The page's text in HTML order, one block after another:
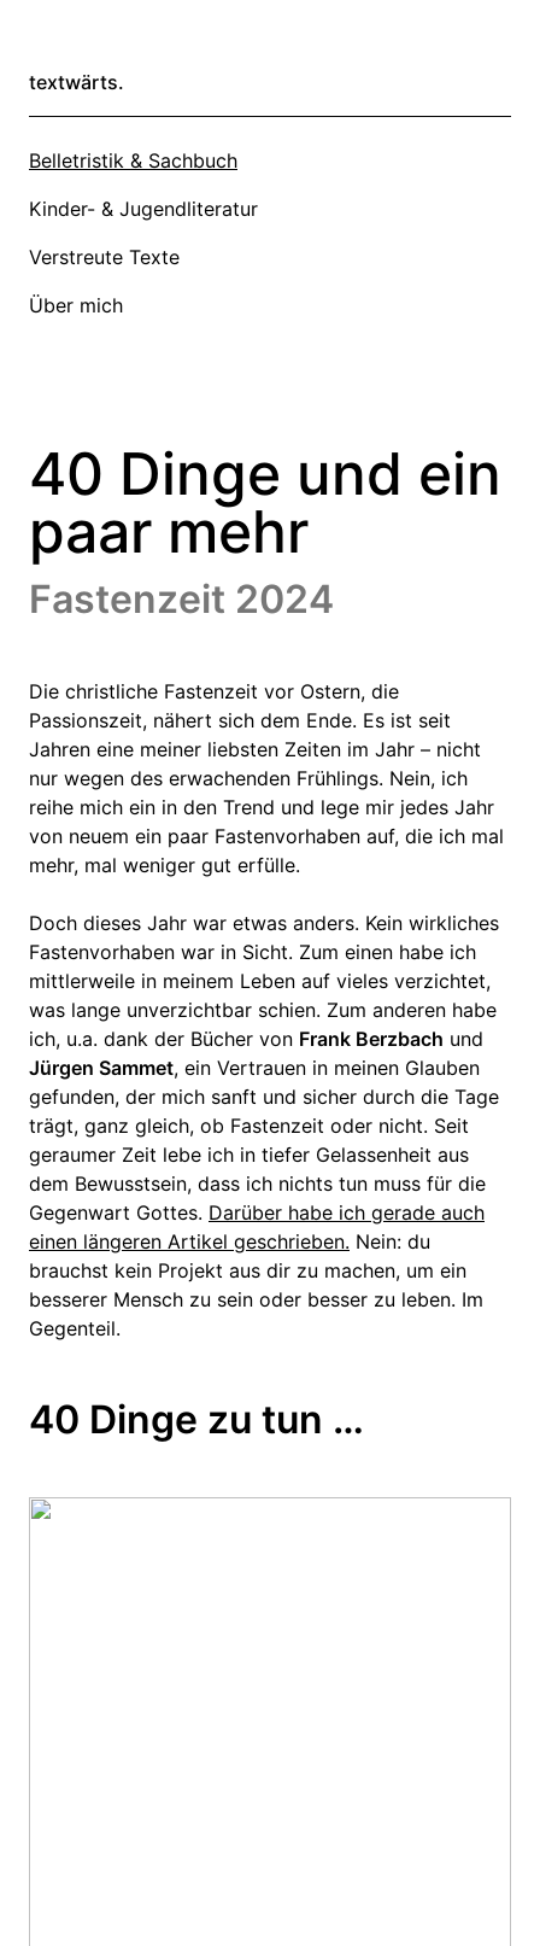
textwärts.
Belletristik & Sachbuch
Kinder- & Jugendliteratur
Verstreute Texte
Über mich
40 Dinge und ein
paar mehr
Fastenzeit 2024
Die christliche Fastenzeit vor Ostern, die
Passionszeit, nähert sich dem Ende. Es ist seit
Jahren eine meiner liebsten Zeiten im Jahr – nicht
nur wegen des erwachenden Frühlings. Nein, ich
reihe mich ein in den Trend und lege mir jedes Jahr
von neuem ein paar Fastenvorhaben auf, die ich mal
mehr, mal weniger gut erfülle.
Doch dieses Jahr war etwas anders. Kein wirkliches
Fastenvorhaben war in Sicht. Zum einen habe ich
mittlerweile in meinem Leben auf vieles verzichtet,
was lange unverzichtbar schien. Zum anderen habe
ich, u.a. dank der Bücher von Frank Berzbach und
Jürgen Sammet, ein Vertrauen in meinen Glauben
gefunden, der mich sanft und sicher durch die Tage
trägt, ganz gleich, ob Fastenzeit oder nicht. Seit
geraumer Zeit lebe ich in tiefer Gelassenheit aus
dem Bewusstsein, dass ich nichts tun muss für die
Gegenwart Gottes. Darüber habe ich gerade auch
einen längeren Artikel geschrieben. Nein: du
brauchst kein Projekt aus dir zu machen, um ein
besserer Mensch zu sein oder besser zu leben. Im
Gegenteil.
40 Dinge zu tun …